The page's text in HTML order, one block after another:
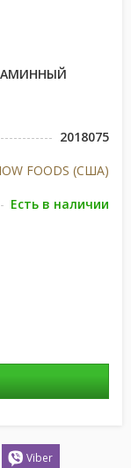
2018075
FOODS (США)
Есть в наличии
Viber